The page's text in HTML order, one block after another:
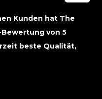
Kunden hat The
Bewertung von 5
beste Qualität,